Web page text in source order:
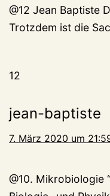
@12 Jean Baptiste
Trotzdem ist die
12
jean-baptiste
7. März 2020 um
@10. Mikrobiologie